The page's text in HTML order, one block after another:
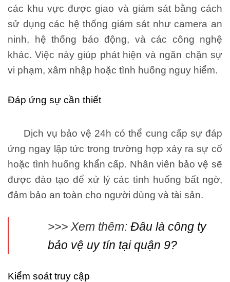
các khu vực được giao và giám sát bằng cách
sử dụng các hệ thống giám sát như camera an
ninh, hệ thống báo động, và các công nghệ
khác. Việc này giúp phát hiện và ngăn chặn sự
vi phạm, xâm nhập hoặc tình huống nguy hiểm.
Đáp ứng sự cần thiết
Dịch vụ bảo vệ 24h có thể cung cấp sự đáp
ứng ngay lập tức trong trường hợp xảy ra sự cố
hoặc tình huống khẩn cấp. Nhân viên bảo vệ sẽ
được đào tạo để xử lý các tình huống bất ngờ,
đảm bảo an toàn cho người dùng và tài sản.
>>> Xem thêm: Đâu là công ty
bảo vệ uy tín tại quận 9?
Kiểm soát truy cập